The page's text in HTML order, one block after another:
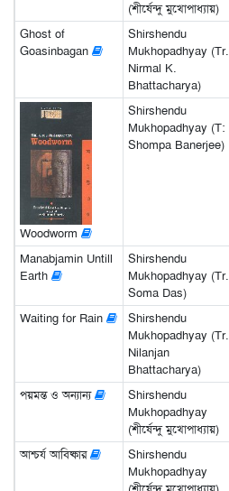
(শীর্ষেন্দু মুখোপাধ্যায়)
Ghost of
Goasinbagan
Shirshendu
Mukhopadhyay (Tr.
Nirmal K.
Bhattacharya)
Woodworm
Shirshendu
Mukhopadhyay (T:
Shompa Banerjee)
Manabjamin Untill
Earth
Shirshendu
Mukhopadhyay (Tr.
Soma Das)
Waiting for Rain
Shirshendu
Mukhopadhyay (Tr.
Nilanjan
Bhattacharya)
পয়মন্ত ও অন্যান্য
Shirshendu
Mukhopadhyay
(শীর্ষেন্দু মুখোপাধ্যায়)
আশ্চর্য আবিষ্কার
Shirshendu
Mukhopadhyay